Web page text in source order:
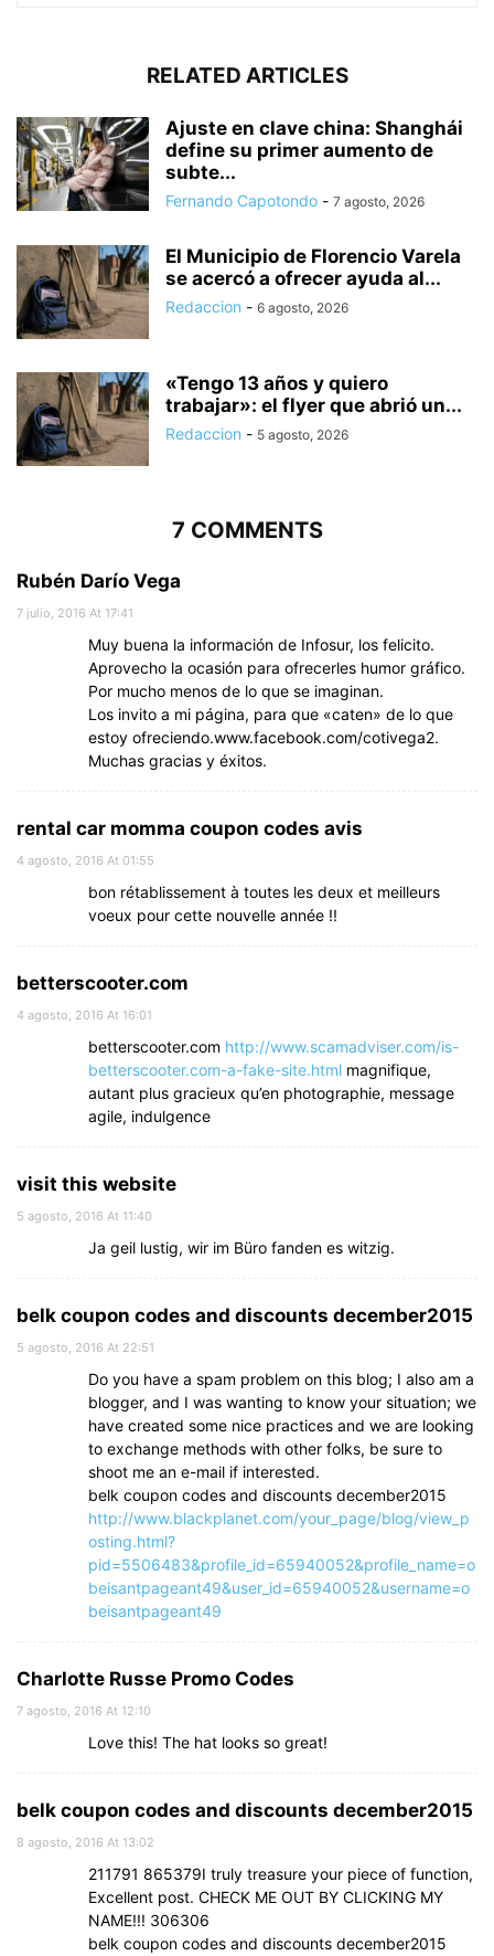
RELATED ARTICLES
Ajuste en clave china: Shanghái
define su primer aumento de
subte...
Fernando Capotondo - 7 agosto, 2026
El Municipio de Florencio Varela
se acercó a ofrecer ayuda al...
Redaccion - 6 agosto, 2026
«Tengo 13 años y quiero
trabajar»: el flyer que abrió un...
Redaccion - 5 agosto, 2026
7 COMMENTS
Rubén Darío Vega
7 julio, 2016 At 17:41
Muy buena la información de Infosur, los felicito.
Aprovecho la ocasión para ofrecerles humor gráfico.
Por mucho menos de lo que se imaginan.
Los invito a mi página, para que «caten» de lo que
estoy ofreciendo.www.facebook.com/cotivega2.
Muchas gracias y éxitos.
rental car momma coupon codes avis
4 agosto, 2016 At 01:55
bon rétablissement à toutes les deux et meilleurs
voeux pour cette nouvelle année !!
betterscooter.com
4 agosto, 2016 At 16:01
betterscooter.com http://www.scamadviser.com/is-
betterscooter.com-a-fake-site.html magnifique,
autant plus gracieux qu’en photographie, message
agile, indulgence
visit this website
5 agosto, 2016 At 11:40
Ja geil lustig, wir im Büro fanden es witzig.
belk coupon codes and discounts december2015
5 agosto, 2016 At 22:51
Do you have a spam problem on this blog; I also am a
blogger, and I was wanting to know your situation; we
have created some nice practices and we are looking
to exchange methods with other folks, be sure to
shoot me an e-mail if interested.
belk coupon codes and discounts december2015
http://www.blackplanet.com/your_page/blog/view_p
osting.html?
pid=5506483&profile_id=65940052&profile_name=o
beisantpageant49&user_id=65940052&username=o
beisantpageant49
Charlotte Russe Promo Codes
7 agosto, 2016 At 12:10
Love this! The hat looks so great!
belk coupon codes and discounts december2015
8 agosto, 2016 At 13:02
211791 865379I truly treasure your piece of function,
Excellent post. CHECK ME OUT BY CLICKING MY
NAME!!! 306306
belk coupon codes and discounts december2015